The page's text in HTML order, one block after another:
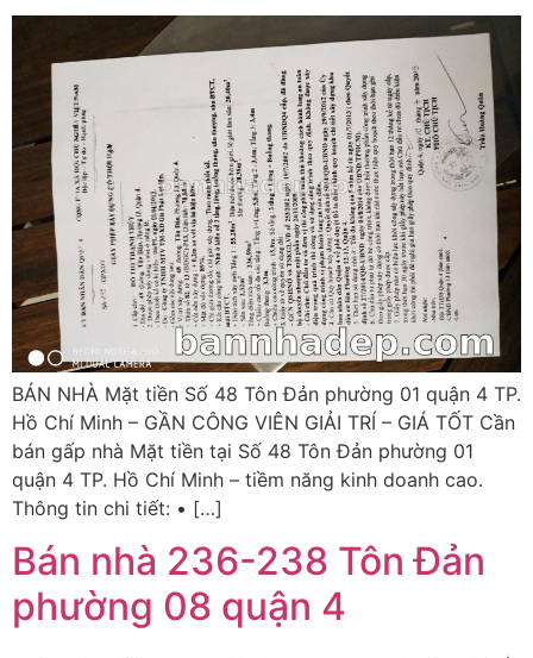
BÁN NHÀ Mặt tiền Số 48 Tôn Đản phường 01 quận 4 TP.
Hồ Chí Minh – GẦN CÔNG VIÊN GIẢI TRÍ – GIÁ TỐT Cần
bán gấp nhà Mặt tiền tại Số 48 Tôn Đản phường 01
quận 4 TP. Hồ Chí Minh – tiềm năng kinh doanh cao.
Thông tin chi tiết: • […]
Bán nhà 236-238 Tôn Đản
phường 08 quận 4